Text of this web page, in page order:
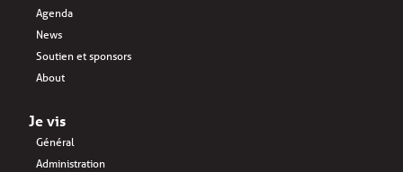
Agenda
News
Soutien et sponsors
About
Je vis
Général
Administration